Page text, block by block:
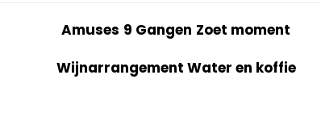
Amuses 9 Gangen Zoet moment
Wijnarrangement Water en koffie